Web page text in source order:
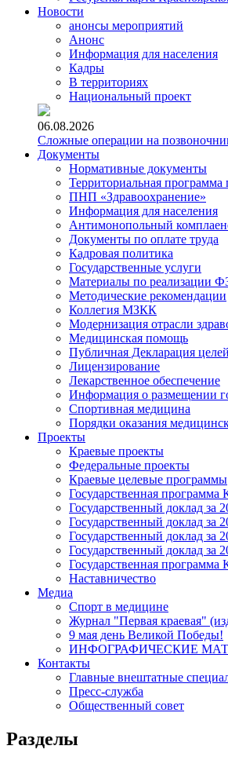
Новости
анонсы мероприятий
Анонс
Информация для населения
Кадры
В территориях
Национальный проект
06.08.2026
Сложные операции на
Документы
Нормативные документы
Территориальная программа
ПНП «Здравоохранение»
Информация для населения
Антимонопольный
Документы по оплате труда
Кадровая политика
Государственные услуги
Материалы по реализации
Методические рекомендации
Коллегия МЗКК
Модернизация отрасли
Медицинская помощь
Публичная Декларация
Лицензирование
Лекарственное обеспечение
Информация о размещении
Спортивная медицина
Порядки оказания
Проекты
Краевые проекты
Федеральные проекты
Краевые целевые программы
Государственная программа
Государственный доклад за
Государственный доклад за
Государственный доклад за
Государственный доклад за
Государственная программа
Наставничество
Медиа
Спорт в медицине
Журнал "Первая краевая"
9 мая день Великой Победы!
ИНФОГРАФИЧЕСКИЕ
Контакты
Главные внештатные
Пресс-служба
Общественный совет
Разделы